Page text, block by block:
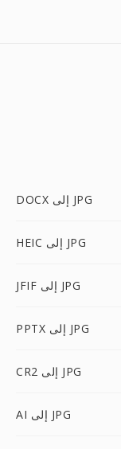
DOCX إلى JPG
HEIC إلى JPG
JFIF إلى JPG
PPTX إلى JPG
CR2 إلى JPG
AI إلى JPG